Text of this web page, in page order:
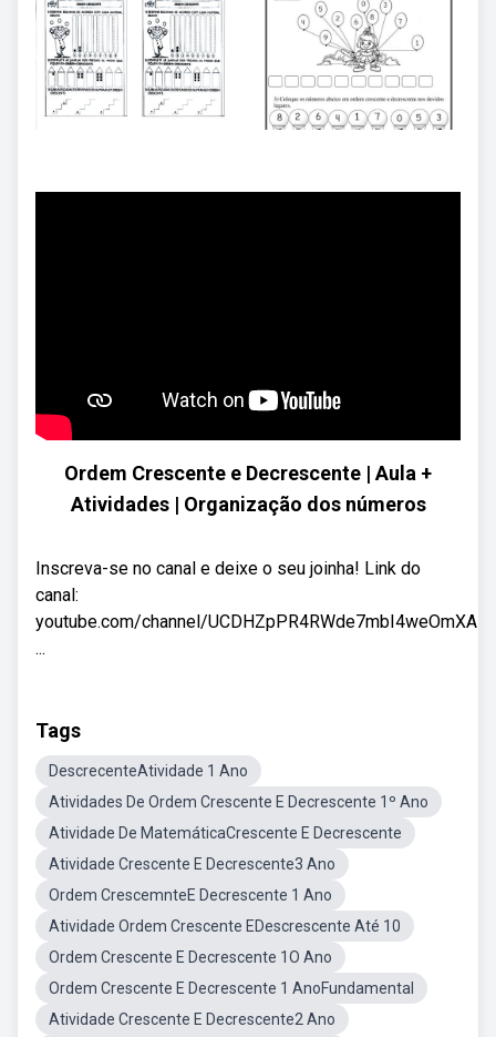
Ordem Crescente e Decrescente | Aula +
Atividades | Organização dos números
Inscreva-se no canal e deixe o seu joinha! Link do
canal:
youtube.com/channel/UCDHZpPR4RWde7mbI4weOmXA
...
Tags
DescrecenteAtividade 1 Ano
Atividades De Ordem Crescente E Decrescente 1º Ano
Atividade De MatemáticaCrescente E Decrescente
Atividade Crescente E Decrescente3 Ano
Ordem CrescemnteE Decrescente 1 Ano
Atividade Ordem Crescente EDescrescente Até 10
Ordem Crescente E Decrescente 1O Ano
Ordem Crescente E Decrescente 1 AnoFundamental
Atividade Crescente E Decrescente2 Ano